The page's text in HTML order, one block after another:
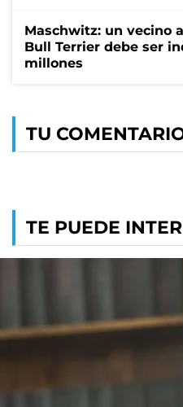
Maschwitz: un vecino
Bull Terrier debe ser
millones
TU
TE PUEDE